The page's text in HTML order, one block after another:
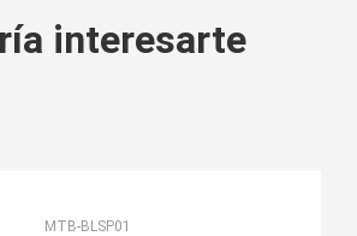
interesarte
MTB-BLSP01